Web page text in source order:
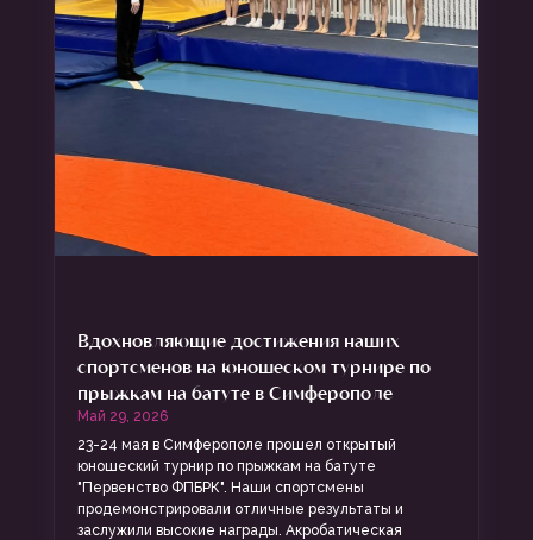
Вдохновляющие достижения наших
спортсменов на юношеском турнире по
прыжкам на батуте в Симферополе
Май 29, 2026
23-24 мая в Симферополе прошел открытый
юношеский турнир по прыжкам на батуте
"Первенство ФПБРК". Наши спортсмены
продемонстрировали отличные результаты и
заслужили высокие награды. Акробатическая